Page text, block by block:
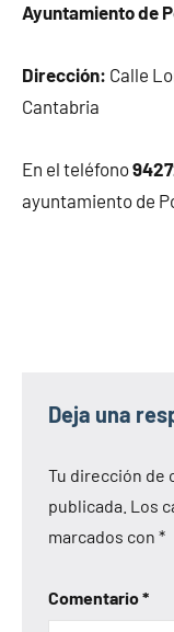
Ayuntamiento de
Dirección: Calle
Cantabria
En el teléfono
ayuntamiento de
Deja una
Tu dirección de
publicada. Los
marcados con *
Comentario*